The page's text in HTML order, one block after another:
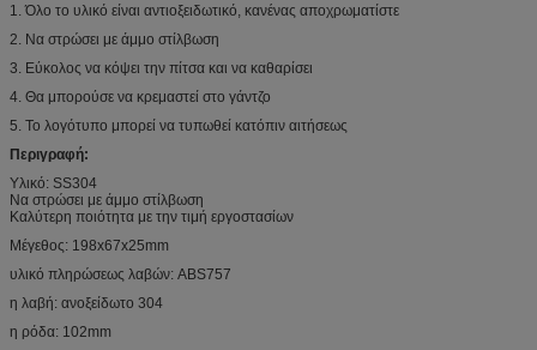
1. Όλο το υλικό είναι αντιοξειδωτικό, κανένας αποχρωματίστε
2. Να στρώσει με άμμο στίλβωση
3. Εύκολος να κόψει την πίτσα και να καθαρίσει
4. Θα μπορούσε να κρεμαστεί στο γάντζο
5. Το λογότυπο μπορεί να τυπωθεί κατόπιν αιτήσεως
Περιγραφή:
Υλικό: SS304
Να στρώσει με άμμο στίλβωση
Καλύτερη ποιότητα με την τιμή εργοστασίων
Μέγεθος: 198x67x25mm
υλικό πληρώσεως λαβών: ABS757
η λαβή: ανοξείδωτο 304
η ρόδα: 102mm